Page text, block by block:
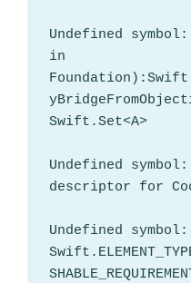
Undefined
in
Swift.Set<A>
Undefined
descriptor for
Undefined symbol: